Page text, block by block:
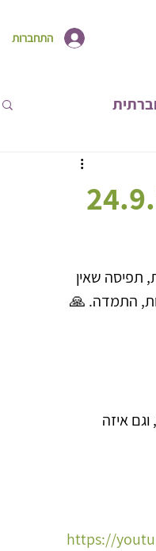
התחברות
תפיסה שאין
התמדה. 🙏
איזה
https://